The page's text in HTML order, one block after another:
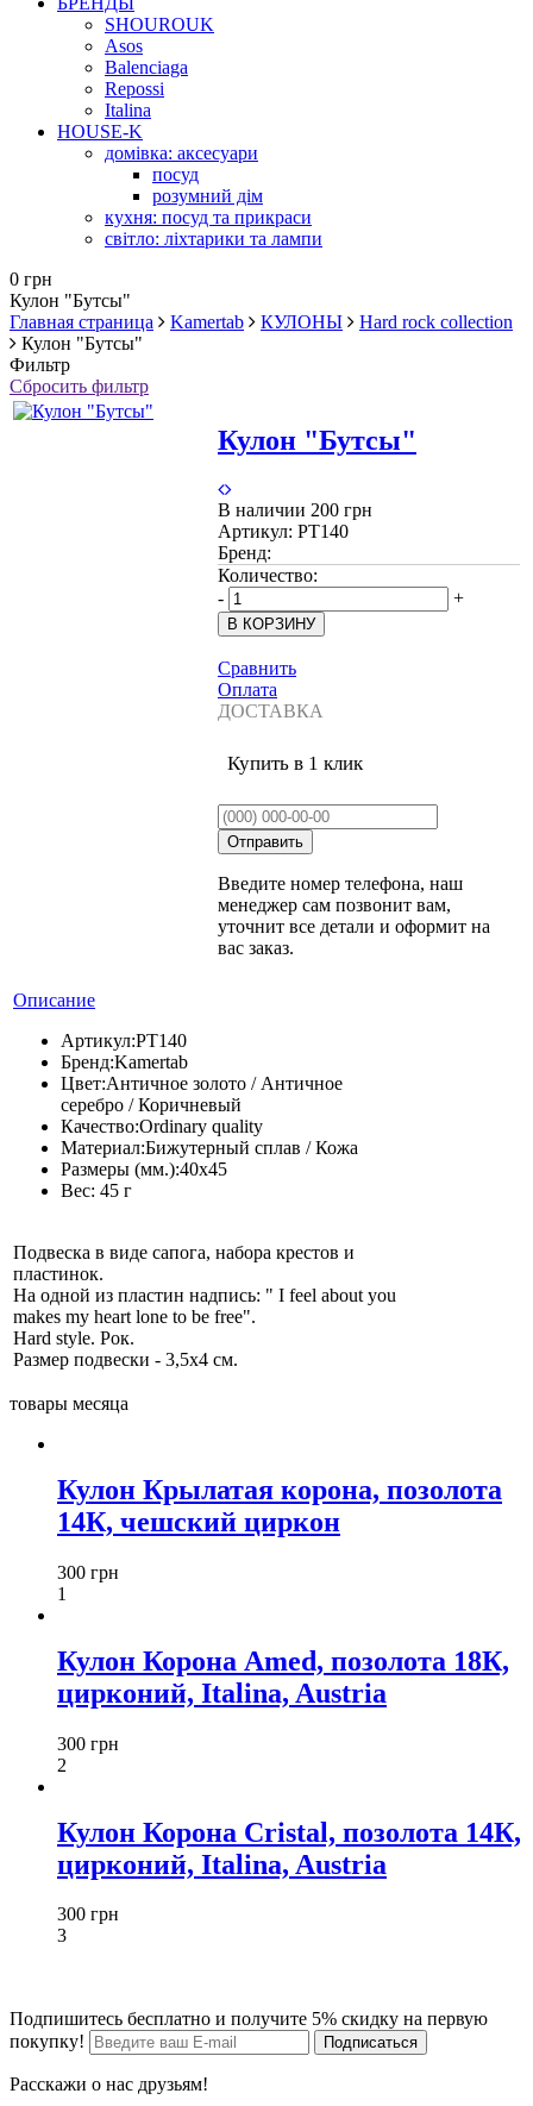
SHOUROUK
Asos
Balenciaga
Repossi
Italina
HOUSE-K
домівка: аксесуари
посуд
розумний дім
кухня: посуд та прикраси
світло: ліхтарики та лампи
0 грн
Кулон "Бутсы"
Главная страница
Kamertab КУЛОНЫ
Hard rock collection
Кулон "Бутсы"
Фильтр
Сбросить фильтр
Кулон "Бутсы"
В наличии 200 грн
Артикул: PT140
Бренд:
Количество:
-
+
Сравнить
Оплата
ДОСТАВКА
Купить в 1 клик
Введите номер телефона, наш
менеджер сам позвонит вам,
уточнит все детали и оформит на
вас заказ.
Описание
Артикул:PT140
Бренд:Kamertab
Цвет:Античное золото / Античное
серебро / Коричневый
Качество:Ordinary quality
Материал:Бижутерный сплав / Кожа
Размеры (мм.):40х45
Вес: 45 г
Подвеска в виде сапога, набора крестов и
пластинок.
На одной из пластин надпись: " I feel about you
makes my heart lone to be free".
Hard style. Рок.
Размер подвески - 3,5х4 см.
товары месяца
Кулон Крылатая корона, позолота
14К, чешский циркон
300 грн
1
Кулон Корона Amed, позолота 18К,
цирконий, Italina, Austria
300 грн
2
Кулон Корона Cristal, позолота 14К,
цирконий, Italina, Austria
300 грн
3
Подпишитесь бесплатно и получите 5% скидку на первую
покупку!
Расскажи о нас друзьям!